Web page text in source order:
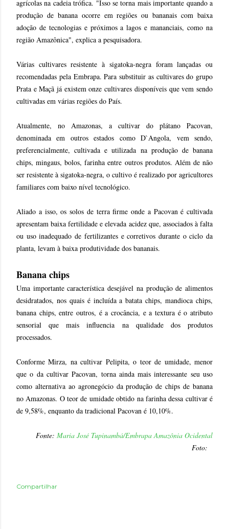
agrícolas na cadeia trófica. "Isso se torna mais importante quando a
produção de banana ocorre em regiões ou bananais com baixa
adoção de tecnologias e próximos a lagos e mananciais, como na
região Amazônica", explica a pesquisadora.
Várias cultivares resistente à sigatoka-negra foram lançadas ou
recomendadas pela Embrapa. Para substituir as cultivares do grupo
Prata e Maçã já existem onze cultivares disponíveis que vem sendo
cultivadas em várias regiões do País.
Atualmente, no Amazonas, a cultivar do plátano Pacovan,
denominada em outros estados como D`Angola, vem sendo,
preferencialmente, cultivada e utilizada na produção de banana
chips, mingaus, bolos, farinha entre outros produtos. Além de não
ser resistente à sigatoka-negra, o cultivo é realizado por agricultores
familiares com baixo nível tecnológico.
Aliado a isso, os solos de terra firme onde a Pacovan é cultivada
apresentam baixa fertilidade e elevada acidez que, associados à falta
ou uso inadequado de fertilizantes e corretivos durante o ciclo da
planta, levam à baixa produtividade dos bananais.
Banana chips
Uma importante característica desejável na produção de alimentos
desidratados, nos quais é incluída a batata chips, mandioca chips,
banana chips, entre outros, é a crocância, e a textura é o atributo
sensorial que mais influencia na qualidade dos produtos
processados.
Conforme Mirza, na cultivar Pelipita, o teor de umidade, menor
que o da cultivar Pacovan, torna ainda mais interessante seu uso
como alternativa ao agronegócio da produção de chips de banana
no Amazonas. O teor de umidade obtido na farinha dessa cultivar é
de 9,58%, enquanto da tradicional Pacovan é 10,10%.
Fonte: Maria José Tupinambá/Embrapa Amazônia Ocidental
Foto:
Compartilhar